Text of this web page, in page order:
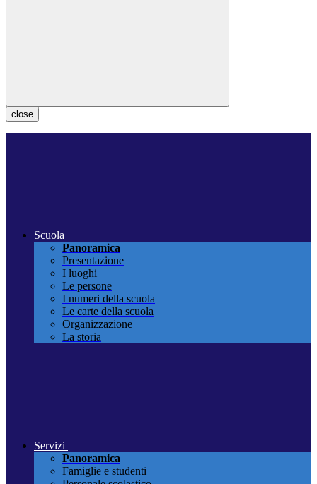
close
Scuola
Panoramica
Presentazione
I luoghi
Le persone
I numeri della scuola
Le carte della scuola
Organizzazione
La storia
Servizi
Panoramica
Famiglie e studenti